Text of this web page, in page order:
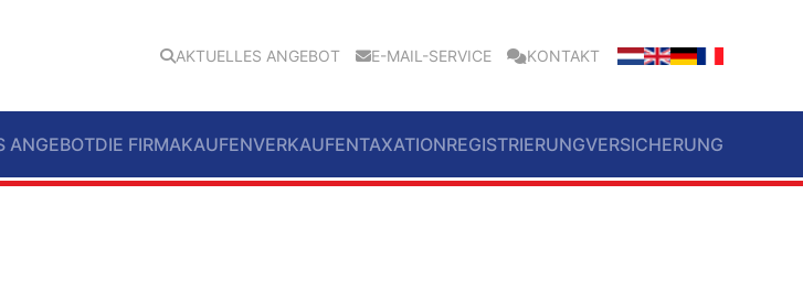
AKTUELLES ANGEBOT E-MAIL-SERVICE KONTAKT
ANGEBOTDIE FIRMAKAUFENVERKAUFENTAXATIONREGISTRIERUNGVERSICHERUNG